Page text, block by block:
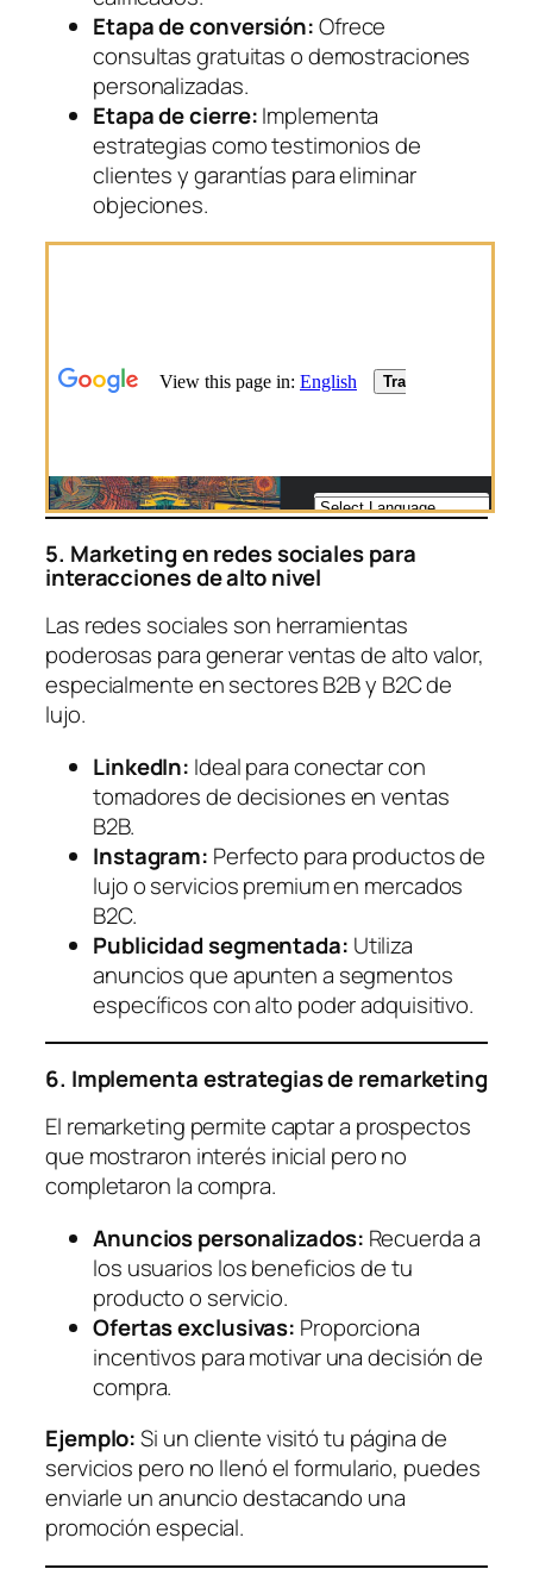
Etapa de conversión:Ofrece
consultas gratuitas o demostraciones
personalizadas.
Etapa de cierre:Implementa
estrategias como testimonios de
clientes y garantías para eliminar
objeciones.
5. Marketing en redes sociales para
interacciones de alto nivel
Las redes sociales son herramientas
poderosas para generar ventas de alto valor,
especialmente en sectores B2B y B2C de
lujo.
LinkedIn: Ideal para conectar con
tomadores de decisiones en ventas
B2B.
Instagram: Perfecto para productos de
lujo o servicios premium en mercados
B2C.
Publicidad segmentada: Utiliza
anuncios que apunten a segmentos
específicos con alto poder adquisitivo.
6. Implementa estrategias de remarketing
El remarketing permite captar a prospectos
que mostraron interés inicial pero no
completaron la compra.
Anuncios personalizados: Recuerda a
los usuarios los beneficios de tu
producto o servicio.
Ofertas exclusivas: Proporciona
incentivos para motivar una decisión de
compra.
Ejemplo:Si un cliente visitó tu página de
servicios pero no llenó el formulario, puedes
enviarle un anuncio destacando una
promoción especial.